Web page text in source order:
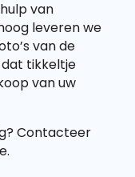
van
leveren we
van de
tikkeltje
van uw
Contacteer